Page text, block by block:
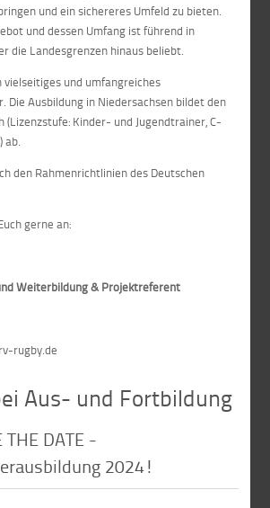
und ein sichereres Umfeld zu bieten.
und dessen Umfang ist führend in
die Landesgrenzen hinaus beliebt.
vielseitiges und umfangreiches
Die Ausbildung in Niedersachsen bildet den
Kinder- und Jugendtrainer, C-
ab.
den Rahmenrichtlinien des Deutschen
gerne an:
Weiterbildung & Projektreferent
rugby.de
Aus- und Fortbildung
THE DATE -
2024!